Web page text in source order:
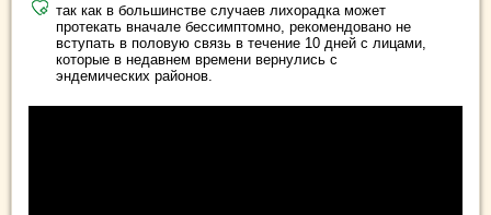
так как в большинстве случаев лихорадка может
протекать вначале бессимптомно, рекомендовано не
вступать в половую связь в течение 10 дней с лицами,
которые в недавнем времени вернулись с
эндемических районов.